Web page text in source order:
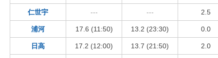
仁世宇 --- --- 2.5
浦河 17.6 (11:50) 13.2 (23:30) 0.0
日高 17.2 (12:00) 13.7 (21:50) 2.0